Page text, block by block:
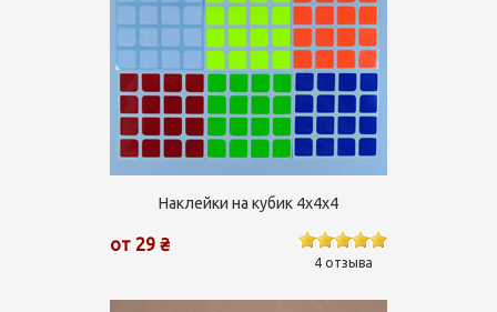
Наклейки на кубик 4х4х4
от 29 ₴
4 отзыва